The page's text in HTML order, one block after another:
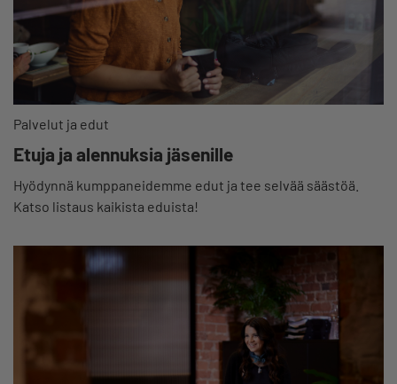
Palvelut ja edut
Etuja ja alennuksia jäsenille
Hyödynnä kumppaneidemme edut ja tee selvää säästöä.
Katso listaus kaikista eduista!